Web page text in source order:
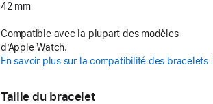
42 mm
Compatible avec la plupart des modèles
d’Apple Watch.
En savoir plus sur la compatibilité des bracelets
Taille du bracelet